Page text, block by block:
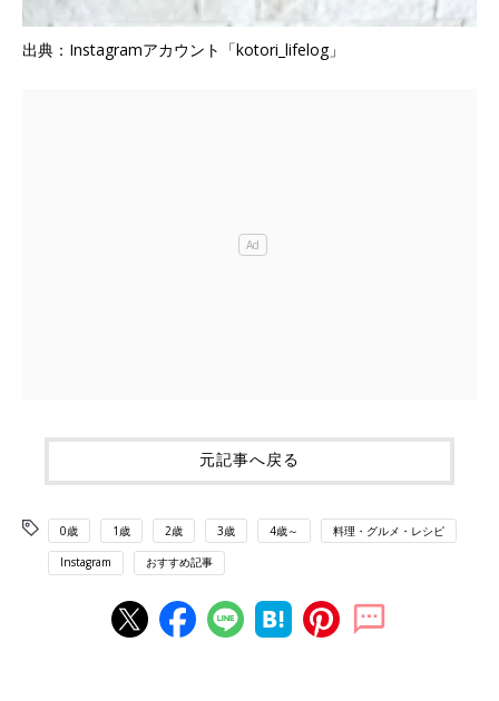
出典：Instagramアカウント「kotori_lifelog」
元記事へ戻る
0歳 1歳 2歳 3歳 4歳～ 料理・グルメ・レシピ
Instagram おすすめ記事